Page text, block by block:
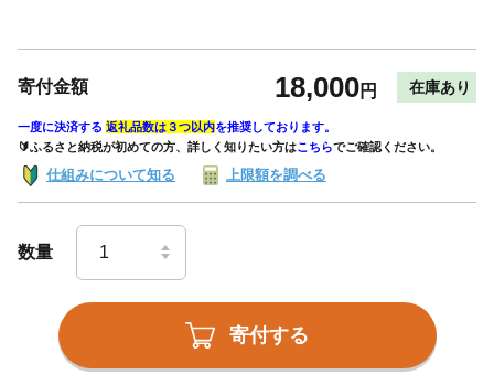
寄付金額 18,000円 在庫あり
一度に決済する 返礼品数は３つ以内を推奨しております。
🔰ふるさと納税が初めての方、詳しく知りたい方はこちらでご確認ください。
仕組みについて知る 上限額を調べる
数量
寄付する